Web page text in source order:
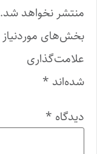
منتشر نخواهد شد.
بخش‌های موردنیاز
علامت‌گذاری
شده‌اند *
دیدگاه *